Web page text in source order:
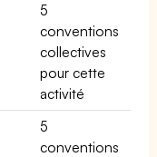
5
conventions
collectives
pour cette
activité
5
conventions